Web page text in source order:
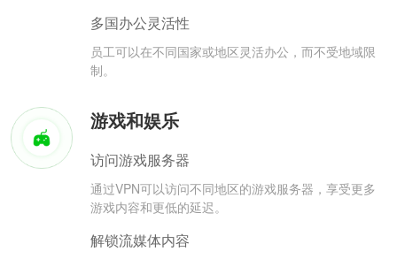
多国办公灵活性
员工可以在不同国家或地区灵活办公，而不受地域限
制。
游戏和娱乐
访问游戏服务器
通过VPN可以访问不同地区的游戏服务器，享受更多
游戏内容和更低的延迟。
解锁流媒体内容